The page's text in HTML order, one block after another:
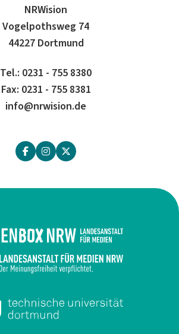
NRWision
Vogelpothsweg 74
44227 Dortmund
Tel.: 0231 - 755 8380
Fax: 0231 - 755 8381
info@nrwision.de